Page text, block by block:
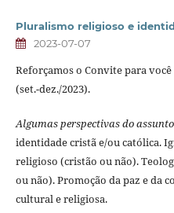
Pluralismo religioso e
2023-07-07
Reforçamos o Convite para
(set.-dez./2023).
Algumas perspectivas do assunto
identidade cristã e/ou católica.
religioso (cristão ou não).
ou não). Promoção da paz e da
cultural e religiosa.